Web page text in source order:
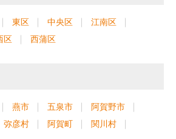
東区 中央区
江南区
区 西蒲区
燕市 五泉市
阿賀野市
弥彦村 阿賀町
関川村